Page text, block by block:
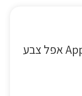
אייפון Apple iPhone 16 512GB אפל צבע